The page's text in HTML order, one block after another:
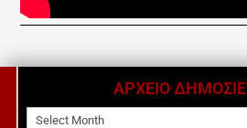
ΑΡΧΕΙΟ